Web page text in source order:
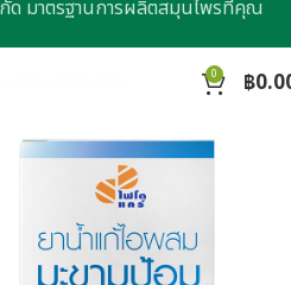
0 ฿
มาตรฐานการผลิตสมุนไพรที่คุณ